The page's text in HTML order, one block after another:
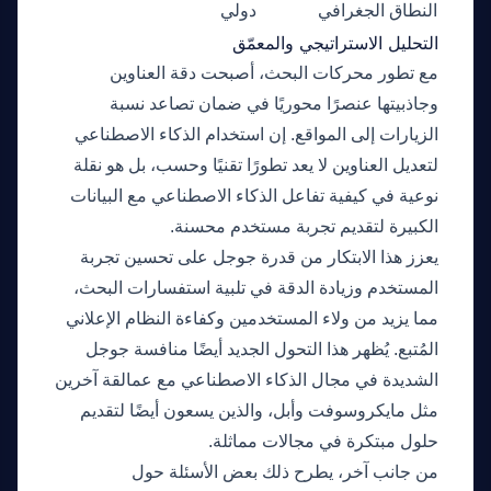
النطاق الجغرافي
دولي
التحليل الاستراتيجي والمعمّق
مع تطور محركات البحث، أصبحت دقة العناوين
وجاذبيتها عنصرًا محوريًا في ضمان تصاعد نسبة
الزيارات إلى المواقع. إن استخدام الذكاء الاصطناعي
لتعديل العناوين لا يعد تطورًا تقنيًا وحسب، بل هو نقلة
نوعية في كيفية تفاعل الذكاء الاصطناعي مع البيانات
الكبيرة لتقديم تجربة مستخدم محسنة.
يعزز هذا الابتكار من قدرة جوجل على تحسين تجربة
المستخدم وزيادة الدقة في تلبية استفسارات البحث،
مما يزيد من ولاء المستخدمين وكفاءة النظام الإعلاني
المُتبع. يُظهر هذا التحول الجديد أيضًا منافسة جوجل
الشديدة في مجال الذكاء الاصطناعي مع عمالقة آخرين
مثل مايكروسوفت وأبل، والذين يسعون أيضًا لتقديم
حلول مبتكرة في مجالات مماثلة.
من جانب آخر، يطرح ذلك بعض الأسئلة حول